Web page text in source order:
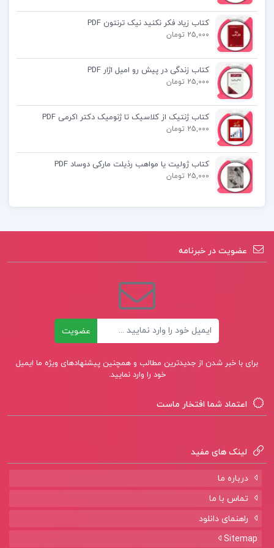
جزوه حل المسائل اصول حسابداری یک
جزوه مفاهیم اساسی حسابداری و گزارش گری
مالی
کتاب زیاد فکر نکنید نیک ترنتون PDF
25,000 تومان
کتاب زندگی در پیش رو امیل اژار PDF
25,000 تومان
کتاب ژنتیک از کلاسیک تا ژنومیک دکتر اکرمی PDF
25,000 تومان
کتاب ژولیت یا مواهب رذیلت مارکی دوساد PDF
25,000 تومان
عضویت در خبرنامه
عضویت
برای با خبر شدن از جدیدترین مطالب و همچنین پیشنهادهای ویژه ما ایمیل
خود را وارد نمایید.
اعتماد شما افتخار ماست
لینک های مفید
درباره ما
تماس با ما
راهنمای دانلود
Sitemap